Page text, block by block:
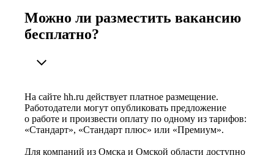
Можно ли разместить вакансию
бесплатно?
На сайте hh.ru действует платное размещение.
Работодатели могут опубликовать предложение
о работе и произвести оплату по одному из тарифов:
«Стандарт», «Стандарт плюс» или «Премиум».
Для компаний из Омска и Омской области доступно